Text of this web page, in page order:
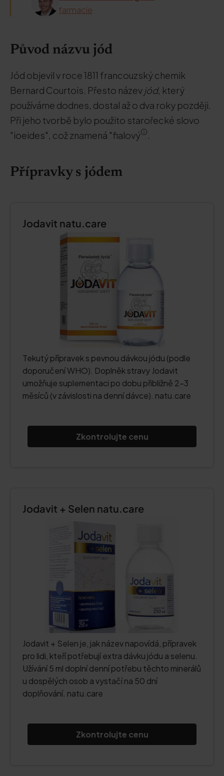
farmacie
Původ názvu jód
Jód objevil v roce 1811 francouzský chemik
Bernard Courtois. Přesto název jód, který
používáme dodnes, dostal až o dva roky později.
Při jeho tvorbě bylo použito starořecké slovo
"ioeides", což znamená "fialový
.
Přípravky s jódem
Jodavit natu.care
Tekutý přípravek s pevnou dávkou jódu (podle
doporučení WHO). Doplněk stravy Jodavit
umožňuje suplementaci po dobu přibližně 2-3
měsíců (v závislosti na denní dávce). natu.care
Zkontrolujte cenu
Jodavit + Selen natu.care
Jodavit + Selen je, jak název napovídá, přípravek
pro lidi, kteří potřebují extra dávku jódu a selenu.
Užívání 5 ml doplní denní potřebu těchto minerálů
u dospělých osob a vystačí na 50 dní
doplňování. natu.care
Zkontrolujte cenu